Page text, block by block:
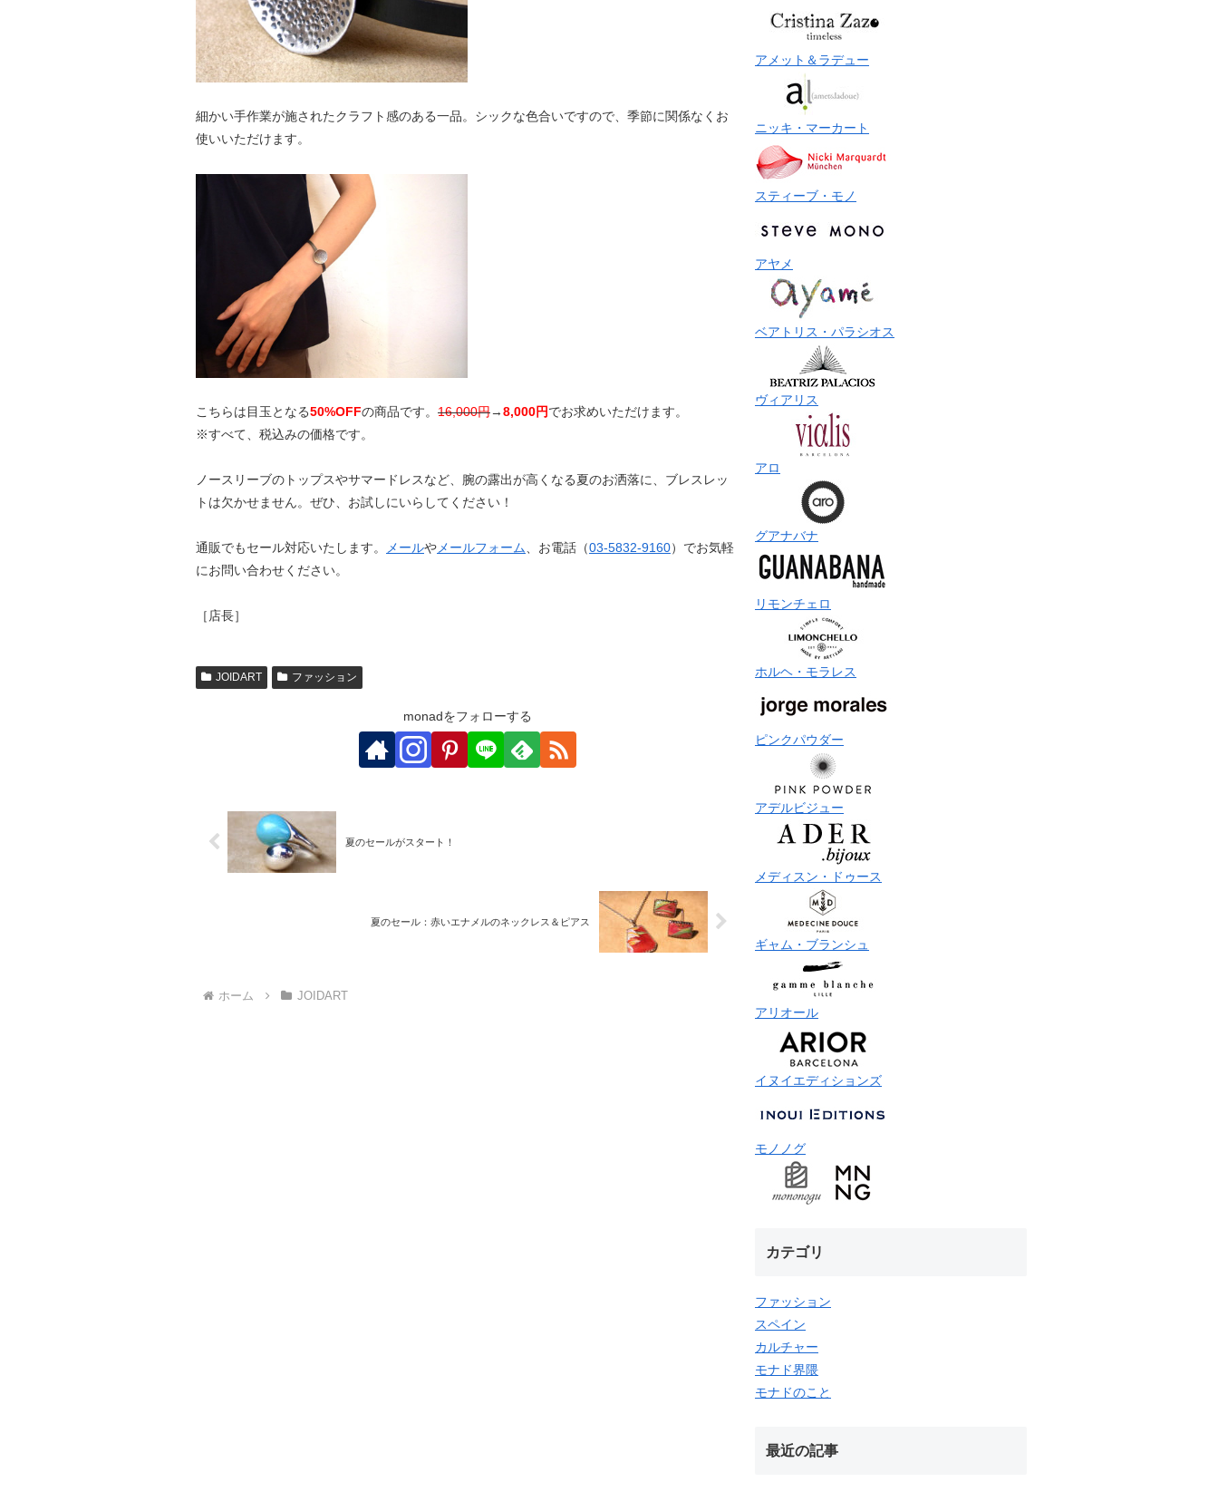
細かい手作業が施されたクラフト感のある一品。シックな色合いですので、季節に関係なくお
使いいただけます。
こちらは目玉となる50%OFFの商品です。 16,000円→8,000円でお求めいただけます。
※すべて、税込みの価格です。
ノースリーブのトップスやサマードレスなど、腕の露出が高くなる夏のお洒落に、ブレスレッ
トは欠かせません。ぜひ、お試しにいらしてください！
通販でもセール対応いたします。 メールや メールフォーム 、お電話（03-5832-9160）でお気軽
にお問い合わせください。
［店長］
JOIDART ファッション
monadをフォローする
夏のセールがスタート！
夏のセール：赤いエナメルのネックレス＆ピアス
ホーム JOIDART
アメット＆ラデュー
ニッキ・マーカート
スティーブ・モノ
アヤメ
ベアトリス・パラシオス
ヴィアリス
アロ
グアナバナ
リモンチェロ
ホルヘ・モラレス
ピンクパウダー
アデルビジュー
メディスン・ドゥース
ギャム・ブランシュ
アリオール
イヌイエディションズ
モノノグ
カテゴリ
ファッション
スペイン
カルチャー
モナド界隈
モナドのこと
最近の記事